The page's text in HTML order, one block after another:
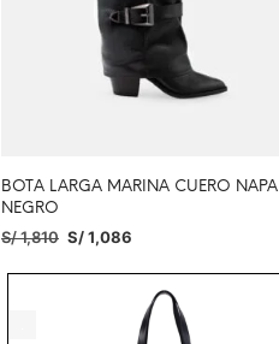
BOTA LARGA MARINA CUERO NAPA
NEGRO
S/1,810 S/1,086
SELECCIONAR OPCIONES